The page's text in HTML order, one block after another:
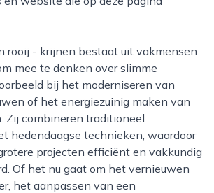
mee te denken over slimme
bij het moderniseren van
of het energiezuinig maken van
Zij combineren traditioneel
hedendaagse technieken, waardoor
projecten efficiënt en vakkundig
Of het nu gaat om het vernieuwen
het aanpassen van een